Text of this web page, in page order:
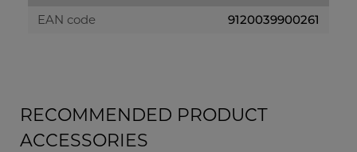
EAN code
9120039900261
RECOMMENDED PRODUCT
ACCESSORIES